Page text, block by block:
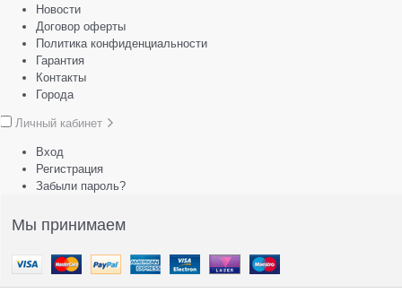
Новости
Договор оферты
Политика конфиденциальности
Гарантия
Контакты
Города
Личный кабинет
Вход
Регистрация
Забыли пароль?
Мы принимаем